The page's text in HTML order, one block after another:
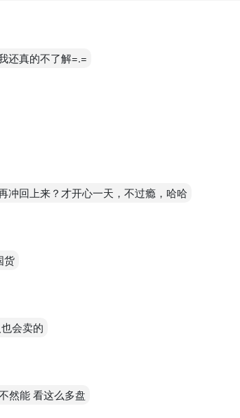
还真的不了解=.=
冲回上来？才开心一天，不过瘾，哈哈
货
会卖的
然能 看这么多盘